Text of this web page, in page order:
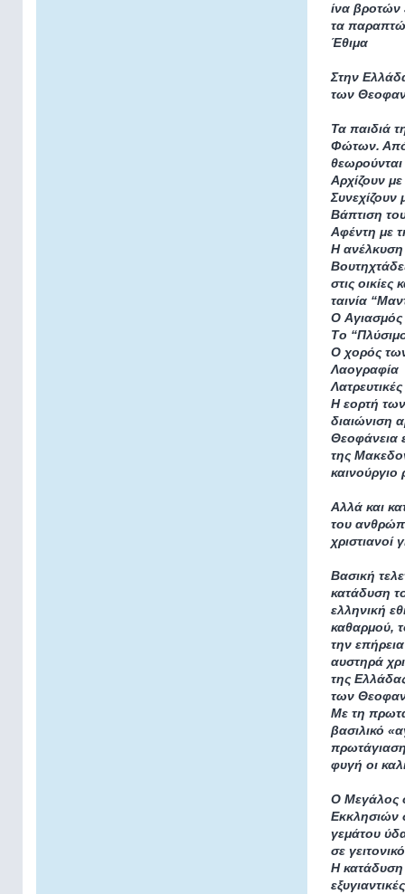
ίνα βροτών
τα
Έθιμα
Στην
των
Τα παιδιά
Φώτων. Από
Αρχίζουν
Βάπτιση
Αφέντη με
H ανέλκυση
στις
ταινία
O Αγιασμός
Tο
O χορός
Λαογραφία
Η εορτή
διαιώνιση
Θεοφάνεια
της
Αλλά και
του
χριστιανοί
Βασική
κατάδυση
ελληνική
καθαρμού,
την
αυστηρά
της
των
Με τη
βασιλικό
φυγή οι
Ο Μεγάλος
Εκκλησιών
γεμάτου
σε
Η κατάδυση